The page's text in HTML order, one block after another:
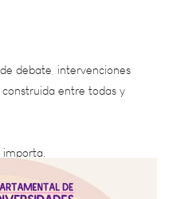
intervenciones
entre todas y